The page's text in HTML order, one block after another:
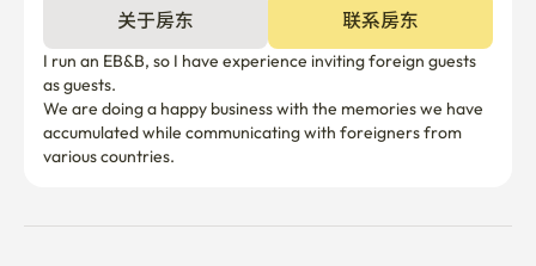
关于房东 联系房东
I run an EB&B, so I have experience inviting foreign guests
as guests.
We are doing a happy business with the memories we have
accumulated while communicating with foreigners from
various countries.